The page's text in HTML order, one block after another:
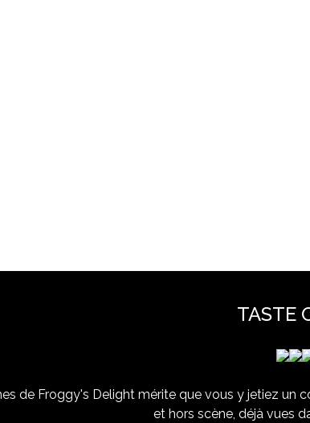
TASTE
de Froggy's Delight mérite que vous y jetiez un
et hors scène, déjà vues